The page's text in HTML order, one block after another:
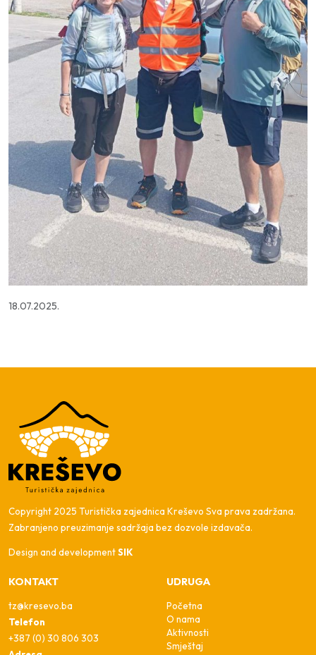
18.07.2025.
Copyright 2025 Turistička zajednica Kreševo Sva prava zadržana.
Zabranjeno preuzimanje sadržaja bez dozvole izdavača.
Design and developmentSIK
KONTAKT
tz@kresevo.ba
Telefon
+387 (0) 30 806 303
UDRUGA
Početna
O nama
Aktivnosti
Smještaj